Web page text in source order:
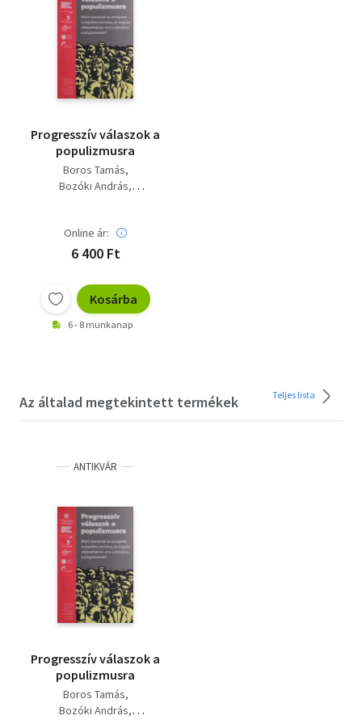
Progresszív válaszok a
populizmusra
Boros Tamás
Bozóki András
Chloé Morin
Jussi Pakkasvirta
Online ár:
6 400 Ft
Kosárba
6 - 8 munkanap
Az általad megtekintett termékek Teljes lista
ANTIKVÁR
Progresszív válaszok a
populizmusra
Boros Tamás
Bozóki András